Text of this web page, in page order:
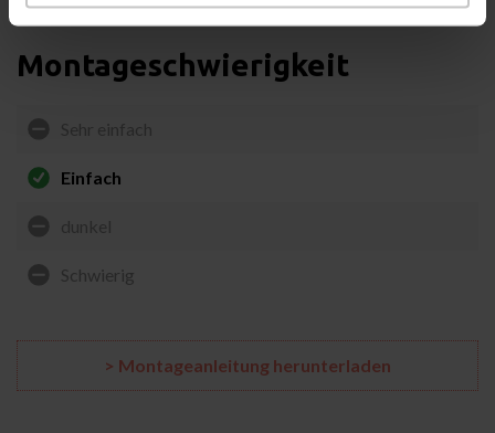
Montageschwierigkeit
Sehr einfach
Einfach
dunkel
Schwierig
> Montageanleitung herunterladen